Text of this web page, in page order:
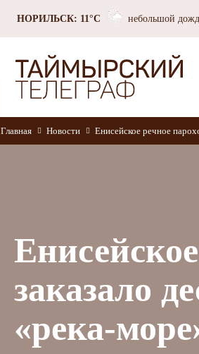
НОРИЛЬСК: 11°C небольшой
Главная Новости Енисейское речное
заказало
«река-